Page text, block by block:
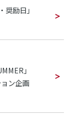
励日」
」
ン企画